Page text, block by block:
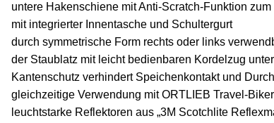
untere Hakenschiene mit Anti-Scratch-Funktion
mit integrierter Innentasche und Schultergurt
durch symmetrische Form rechts oder links
der Staublatz mit leicht bedienbaren Kordelzug
Kantenschutz verhindert Speichenkontakt und
gleichzeitige Verwendung mit ORTLIEB Travel-
leuchtstarke Reflektoren aus „3M Scotchlite